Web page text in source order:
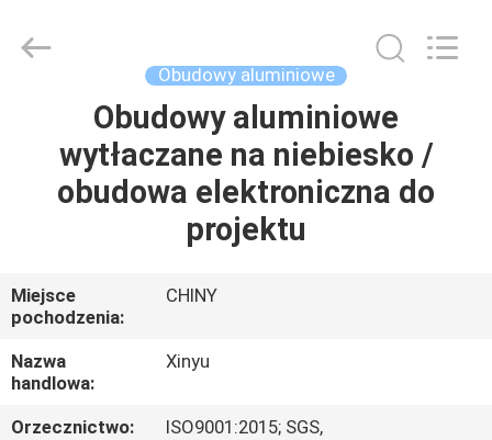
PRODUKTY
VR
O
NAS
Rights
Obudowy aluminiowe
Obudowy aluminiowe
wytłaczane na niebiesko /
obudowa elektroniczna do
projektu
Miejsce
pochodzenia:
CHINY
Nazwa
handlowa:
Xinyu
Orzecznictwo:
ISO9001:2015; SGS,